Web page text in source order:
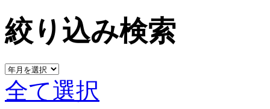
絞り込み検索
全て選択